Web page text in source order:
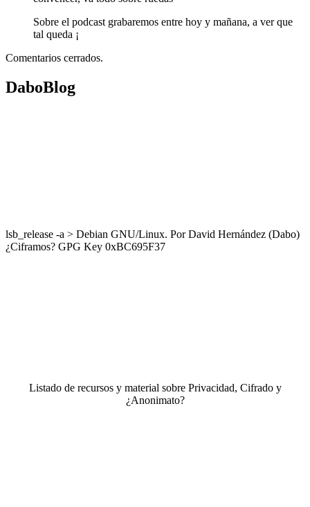
Sobre el podcast grabaremos entre hoy y mañana, a ver que
tal queda ¡
Comentarios cerrados.
DaboBlog
lsb_release -a > Debian GNU/Linux. Por David Hernández (Dabo)
¿Ciframos? GPG Key 0xBC695F37
Listado de recursos y material sobre Privacidad, Cifrado y
¿Anonimato?